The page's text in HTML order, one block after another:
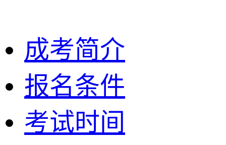
成考简介
报名条件
考试时间